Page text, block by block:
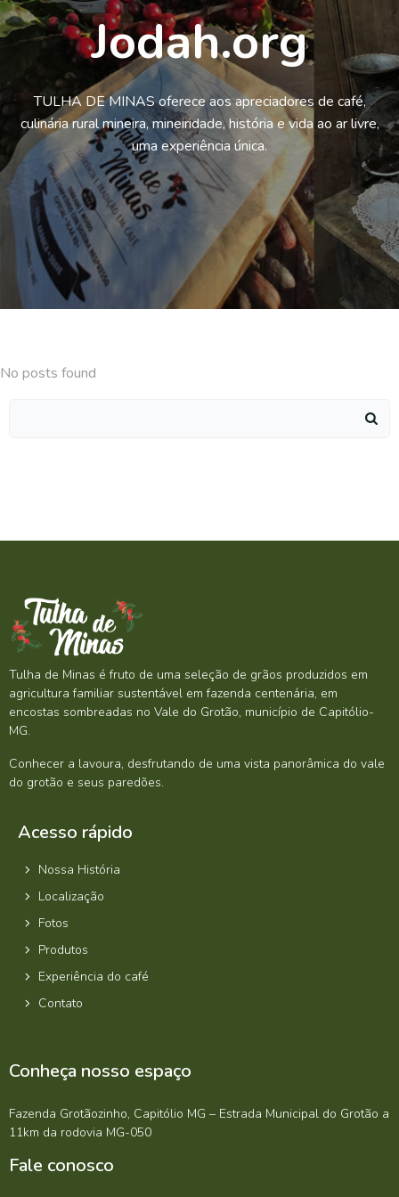
Jodah.org
TULHA DE MINAS oferece aos apreciadores de café,
culinária rural mineira, mineiridade, história e vida ao ar livre,
uma experiência única.
No posts found
Tulha de Minas é fruto de uma seleção de grãos produzidos em
agricultura familiar sustentável em fazenda centenária, em
encostas sombreadas no Vale do Grotão, município de Capitólio-
MG.
Conhecer a lavoura, desfrutando de uma vista panorâmica do vale
do grotão e seus paredões.
Acesso rápido
Nossa História
Localização
Fotos
Produtos
Experiência do café
Contato
Conheça nosso espaço
Fazenda Grotãozinho, Capitólio MG – Estrada Municipal do Grotão a
11km da rodovia MG-050
Fale conosco